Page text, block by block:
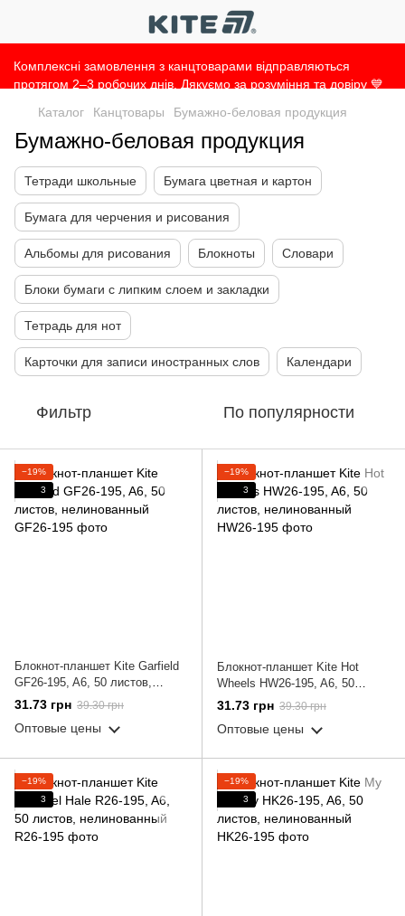
Комплексні замовлення з канцтоварами відправляються
протягом 2–3 робочих днів. Дякуємо за розуміння та довіру 💙
Каталог
Канцтовары Бумажно-беловая продукция
Бумажно-беловая продукция
Тетради школьные Бумага цветная и картон
Бумага для черчения и рисования
Альбомы для рисования Блокноты Словари
Блоки бумаги с липким слоем и закладки
Тетрадь для нот
Карточки для записи иностранных слов Календари
Фильтр По популярности
−19%
3
Блокнот-планшет Kite Garfield
GF26-195, A6, 50 листов,
нелинованный
31.73 грн 39.30 грн
Оптовые цены
−19%
3
Блокнот-планшет Kite Hot
Wheels HW26-195, A6, 50
листов, нелинованный
31.73 грн 39.30 грн
Оптовые цены
−19%
3
−19%
3